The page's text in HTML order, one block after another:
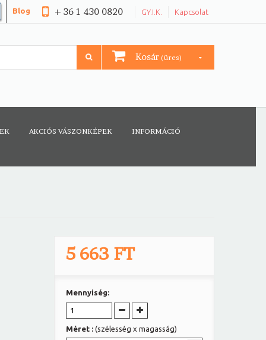
GY.I.K. Kapcsolat
+ 36 1 430 0820
Blog
Kosár (üres)
AKCIÓS VÁSZONKÉPEK INFORMÁCIÓ
5 663 FT
Mennyiség:
Méret : (szélesség x magasság)